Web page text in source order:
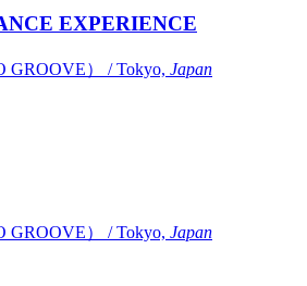
EXPERIENCE
GROOVE） / Tokyo, Japan
GROOVE） / Tokyo, Japan